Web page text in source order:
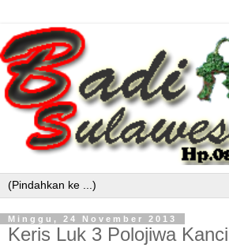
Minggu, 24 November 2013
Keris Luk 3 Polojiwa